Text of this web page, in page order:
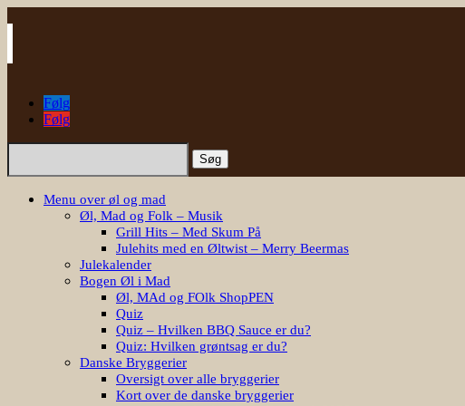
Følg
Følg
Søg
Menu over øl og mad
Øl, Mad og Folk – Musik
Grill Hits – Med Skum På
Julehits med en Øltwist – Merry Beermas
Julekalender
Bogen Øl i Mad
Øl, MAd og FOlk ShopPEN
Quiz
Quiz – Hvilken BBQ Sauce er du?
Quiz: Hvilken grøntsag er du?
Danske Bryggerier
Oversigt over alle bryggerier
Kort over de danske bryggerier